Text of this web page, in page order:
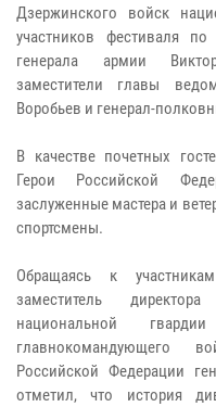
Дзержинского войск
участников фестиваля
генерала армии
заместители главы
Воробьев и генерал-
​​​​​​​В качестве почетных
Герои Российской
заслуженные мастера и
спортсмены.
​​​​​​​Обращаясь к
заместитель
национальной
главнокомандующего
Российской Федерации
отметил, что история